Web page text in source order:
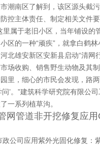
潮南区了解到，该区源头截
控主体责任、制定相关文件
里属于老旧小区，当年铺设
区的一种“顽疾”，就拿白鹤
北雄安新区安新县启动“清
场收购、销售野生动物及其
里，细心的市民会发现，路
问’。”建筑科学研究院有限公
一系列植草沟。
网管道非开挖修复应
公司应用紫外光固化修复：